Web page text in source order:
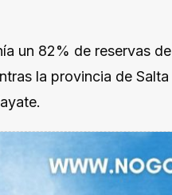
un 82% de reservas
la provincia de